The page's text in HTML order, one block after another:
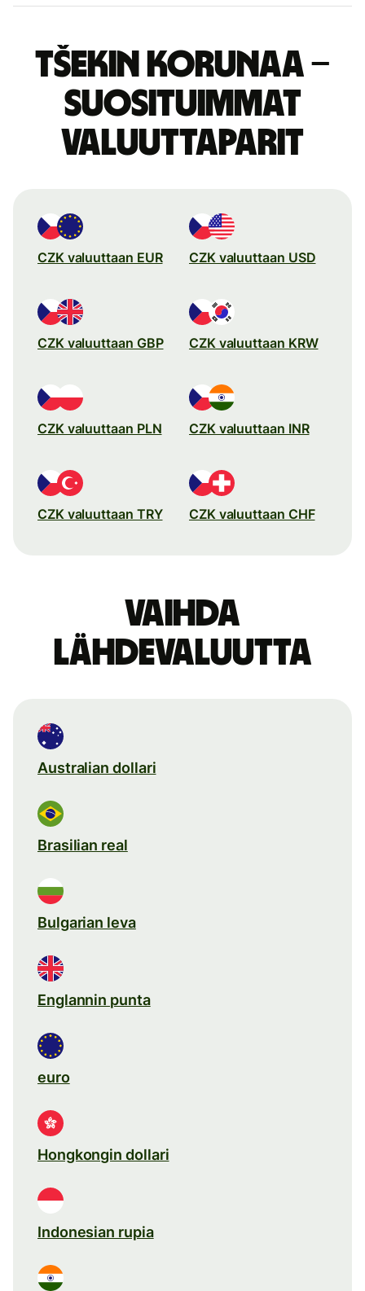
Tšekin korunaa –
suosituimmat
valuuttaparit
CZK valuuttaan EUR CZK valuuttaan USD
CZK valuuttaan GBP CZK valuuttaan KRW
CZK valuuttaan PLN CZK valuuttaan INR
CZK valuuttaan TRY CZK valuuttaan CHF
Vaihda
lähdevaluutta
Australian dollari
Brasilian real
Bulgarian leva
Englannin punta
euro
Hongkongin dollari
Indonesian rupia